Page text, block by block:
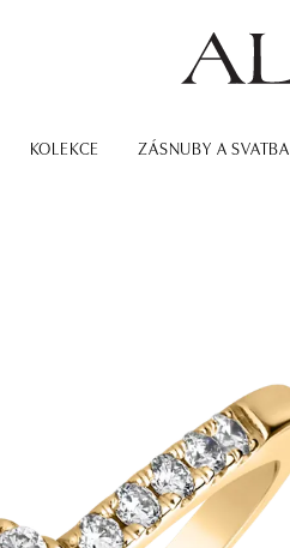
KOLEKCE ZÁSNUBY A SVATBA